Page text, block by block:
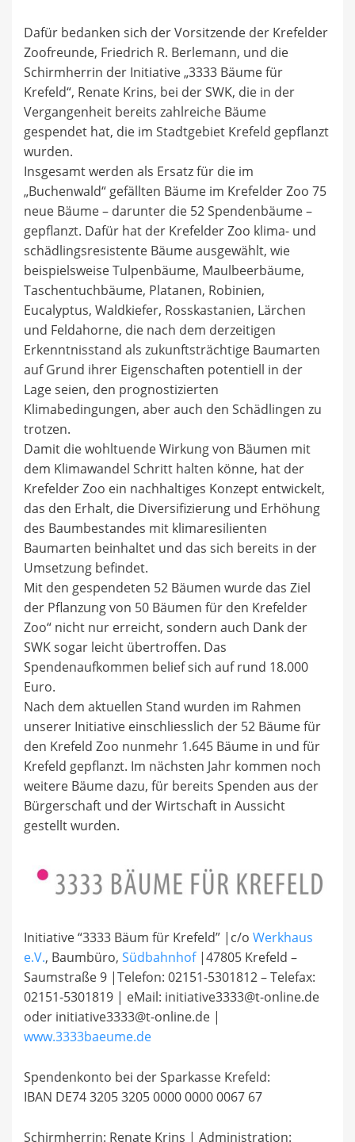
Dafür bedanken sich der Vorsitzende der Krefelder
Zoofreunde, Friedrich R. Berlemann, und die
Schirmherrin der Initiative „3333 Bäume für
Krefeld“, Renate Krins, bei der SWK, die in der
Vergangenheit bereits zahlreiche Bäume
gespendet hat, die im Stadtgebiet Krefeld gepflanzt
wurden.
Insgesamt werden als Ersatz für die im
„Buchenwald“ gefällten Bäume im Krefelder Zoo 75
neue Bäume – darunter die 52 Spendenbäume –
gepflanzt. Dafür hat der Krefelder Zoo klima- und
schädlingsresistente Bäume ausgewählt, wie
beispielsweise Tulpenbäume, Maulbeerbäume,
Taschentuchbäume, Platanen, Robinien,
Eucalyptus, Waldkiefer, Rosskastanien, Lärchen
und Feldahorne, die nach dem derzeitigen
Erkenntnisstand als zukunftsträchtige Baumarten
auf Grund ihrer Eigenschaften potentiell in der
Lage seien, den prognostizierten
Klimabedingungen, aber auch den Schädlingen zu
trotzen.
Damit die wohltuende Wirkung von Bäumen mit
dem Klimawandel Schritt halten könne, hat der
Krefelder Zoo ein nachhaltiges Konzept entwickelt,
das den Erhalt, die Diversifizierung und Erhöhung
des Baumbestandes mit klimaresilienten
Baumarten beinhaltet und das sich bereits in der
Umsetzung befindet.
Mit den gespendeten 52 Bäumen wurde das Ziel
der Pflanzung von 50 Bäumen für den Krefelder
Zoo“ nicht nur erreicht, sondern auch Dank der
SWK sogar leicht übertroffen. Das
Spendenaufkommen belief sich auf rund 18.000
Euro.
Nach dem aktuellen Stand wurden im Rahmen
unserer Initiative einschliesslich der 52 Bäume für
den Krefeld Zoo nunmehr 1.645 Bäume in und für
Krefeld gepflanzt. Im nächsten Jahr kommen noch
weitere Bäume dazu, für bereits Spenden aus der
Bürgerschaft und der Wirtschaft in Aussicht
gestellt wurden.
Initiative “3333 Bäum für Krefeld” |c/o Werkhaus
e.V., Baumbüro, Südbahnhof|47805 Krefeld –
Saumstraße 9 |Telefon: 02151-5301812 – Telefax:
02151-5301819 | eMail: initiative3333@t-online.de
oder initiative3333@t-online.de |
www.3333baeume.de
Spendenkonto bei der Sparkasse Krefeld:
IBAN DE74 3205 3205 0000 0000 0067 67
Schirmherrin: Renate Krins | Administration: